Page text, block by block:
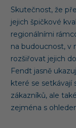
Skutečnost, že
jejich špičkové
regionálními
na budoucnost, v
rozšiřovat jejich
Fendt jasně
které se setkávají
zákazníků, ale
zejména s